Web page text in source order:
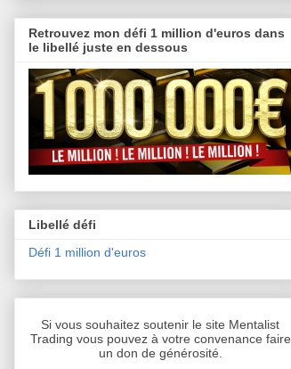
Retrouvez mon défi 1 million d'euros dans
le libellé juste en dessous
Libellé défi
Défi 1 million d'euros
Si vous souhaitez soutenir le site Mentalist
Trading vous pouvez à votre convenance faire
un don de générosité.